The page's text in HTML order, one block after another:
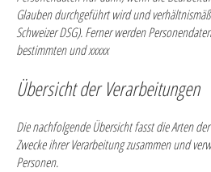
Glauben durchgeführt wird und
Schweizer DSG). Ferner werden
bestimmten und xxxxx
Übersicht der Verarbeitungen
Die nachfolgende Übersicht fasst die Arten
Zwecke ihrer Verarbeitung zusammen und
Personen.